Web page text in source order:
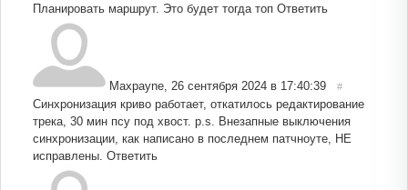
Планировать маршрут. Это будет тогда топ Ответить
Maxpayne 26 сентября 2024 в 17:40:39 #
Синхронизация криво работает, откатилось редактирование
трека, 30 мин псу под хвост. p.s. Внезапные выключения
синхронизации, как написано в последнем патчноуте, НЕ
исправлены. Ответить